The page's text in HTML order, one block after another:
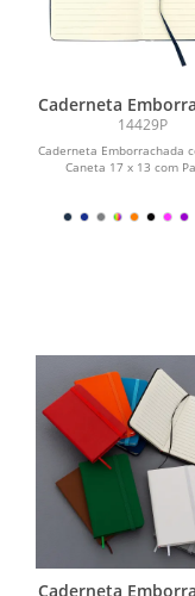
Caderneta
com Porta
14429P
Caderneta Emborrachada
Caneta 17 x 13 com
Caderneta